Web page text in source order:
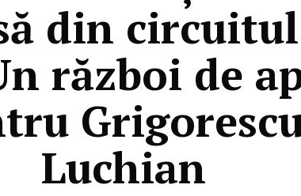
din
război de
Luchian